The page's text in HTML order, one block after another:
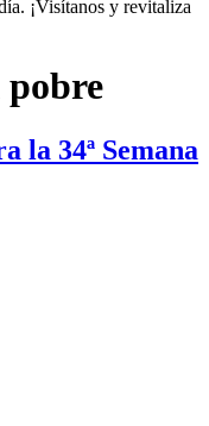
¡Visítanos y revitaliza
la 34ª Semana